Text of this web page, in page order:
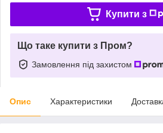
Купити з
Що таке купити з Пром?
Замовлення під захистом
Опис Характеристики